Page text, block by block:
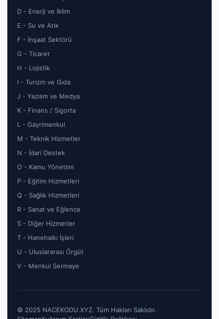
D - Enerji ve İklim
E - Su ve Atık
F - İnşaat Sektörü
G - Ticaret
H - Lojistik
I - Turizm ve Gıda
J - Yazılım ve Medya
K - Finans / Sigorta
L - Gayrimenkul
M - Teknik Hizmetler
N - İdari Destek
O - Kamu Yönetimi
P - Eğitim Hizmetleri
Q - Sağlık Hizmetleri
R - Sanat ve Eğlence
S - Diğer Hizmetler
T - Hanehalkı İşleri
U - Uluslararası Örgüt
V - Menkul Sermaye
© 2025 NACEKODU.XYZ. Tüm Hakları Saklıdır.